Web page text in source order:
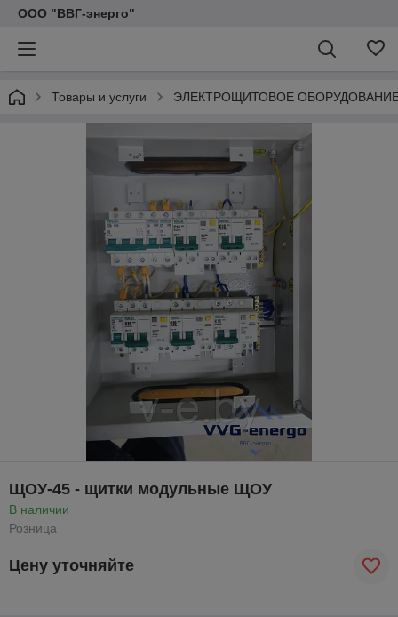
ООО "ВВГ-энерго"
Товары и услуги ЭЛЕКТРОЩИТОВОЕ
ЩОУ-45 - щитки модульные ЩОУ
В наличии
Розница
Цену уточняйте